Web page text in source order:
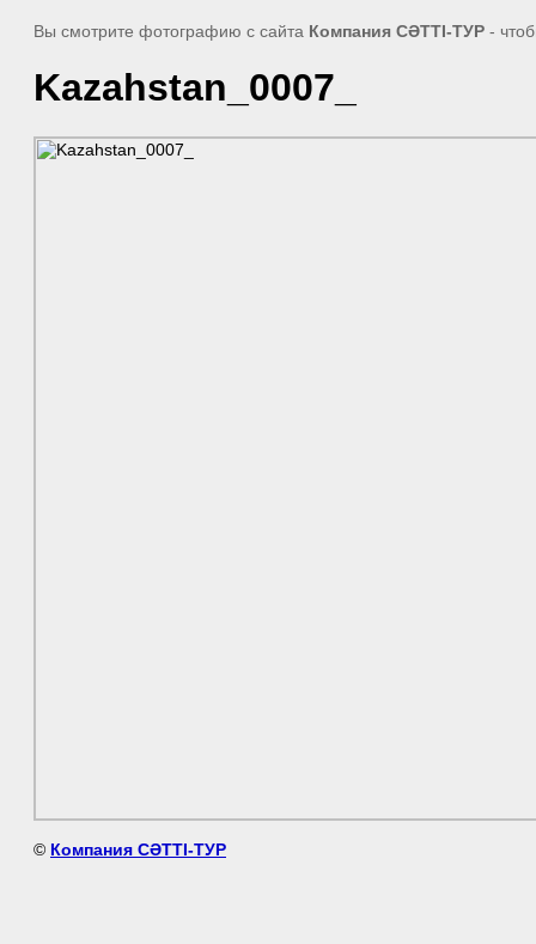
Вы смотрите фотографию с сайта Компания СӘТТІ-ТУР -
Kazahstan_0007_
© Компания СӘТТІ-ТУР